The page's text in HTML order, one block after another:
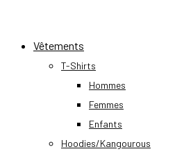
content
Vêtements
T-Shirts
Hommes
Femmes
Enfants
Hoodies/Kangourous